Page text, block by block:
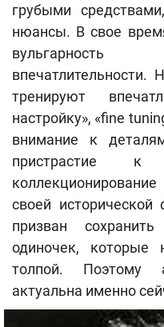
грубыми
нюансы. В свое
тренируют
настройку», «fine
внимание к
пристрастие к
своей
призван
одиночек, которые
толпой. Поэтому
актуальна именно